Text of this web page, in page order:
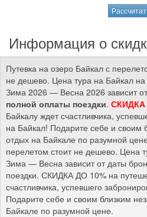
Информация о
Путевка на озеро Байкал с
не дешево. Цена тура на Байкал на
Зима 2026 — Весна 2026 зависит
полной оплаты поездки. СКИДКА
Байкалу ждет счастливчика,
на Байкал! Подарите себе и своим
отдых на Байкале по разумной
перелетом стоит не дешево. Цена
Зима — Весна зависит от даты
поездки. СКИДКА ДО 10% на
счастливчика, успевшего
Подарите себе и своим близким
Байкале по разумной цене.